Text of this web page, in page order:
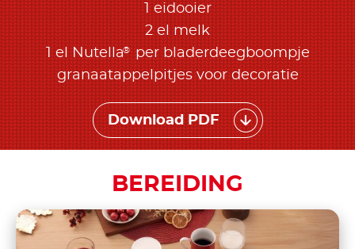
1 eidooier
2 el melk
1 el Nutella®per bladerdeegboompje
granaatappelpitjes voor decoratie
Download PDF
BEREIDING